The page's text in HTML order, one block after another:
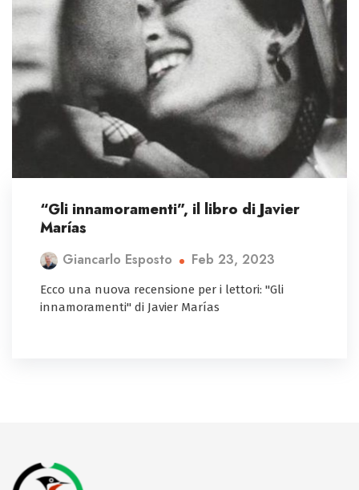
“Gli innamoramenti”, il libro di Javier
Marías
Giancarlo Esposto Feb 23, 2023
Ecco una nuova recensione per i lettori: "Gli
innamoramenti" di Javier Marías